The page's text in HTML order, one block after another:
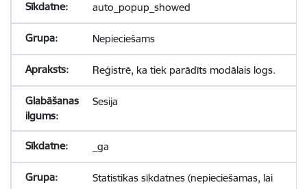
auto_popup_showed
Nepieciešams
Reģistrē, ka tiek parādīts modālais logs.
Sesija
_ga
Statistikas sīkdatnes (nepieciešamas, lai